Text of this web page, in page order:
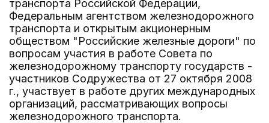
транспорта Российской Федерации,
Федеральным агентством железнодорожного
транспорта и открытым акционерным
обществом "Российские железные дороги" по
вопросам участия в работе Совета по
железнодорожному транспорту государств -
участников Содружества от 27 октября 2008
г., участвует в работе других международных
организаций, рассматривающих вопросы
железнодорожного транспорта.